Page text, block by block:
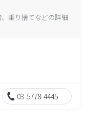
乗り捨てなどの詳細
03-5778-4445